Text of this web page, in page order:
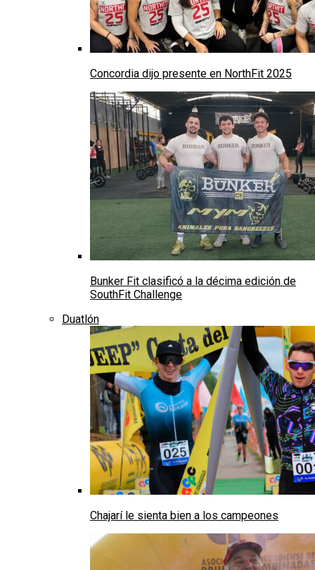
Concordia dijo presente en NorthFit 2025
Bunker Fit clasificó a la décima edición de
SouthFit Challenge
Duatlón
Chajarí le sienta bien a los campeones